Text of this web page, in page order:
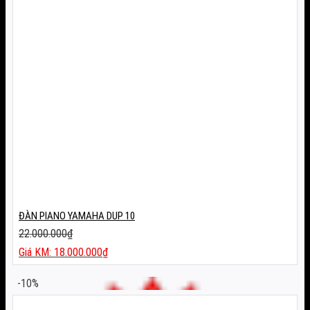
ĐÀN PIANO YAMAHA DUP 10
22.000.000₫
Giá
gốc
là:
22.000.000₫.
18.000.000₫
Giá
hiện
tại
-10%